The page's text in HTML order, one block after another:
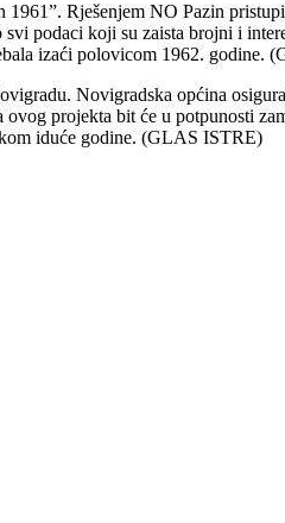
1961”. Rješenjem NO Pazin
podaci koji su zaista brojni i
izaći polovicom 1962. godine.
Novigradska općina
projekta bit će u potpunosti
iduće godine. (GLAS ISTRE)